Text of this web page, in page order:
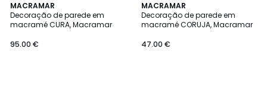
MACRAMAR
Decoração de parede em
macramé CURA, Macramar
95.00 €
MACRAMAR
Decoração de parede em
macramé CORUJA, Macramar
47.00 €